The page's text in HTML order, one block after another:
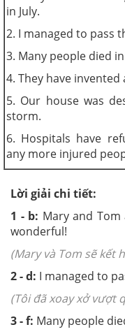
in July.
2. I managed to pass
3. Many people died
4. They have
5. Our house was
storm.
6. Hospitals have
any more injured
Lời giải chi tiết:
1 - b: Mary and
wonderful!
(Mary và Tom sẽ kết
2 - d: I managed to
(Tôi đã xoay xở vượt
3 - f: Many people